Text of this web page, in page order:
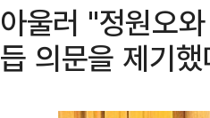
아울러 "정원오
듭 의문을 제기했